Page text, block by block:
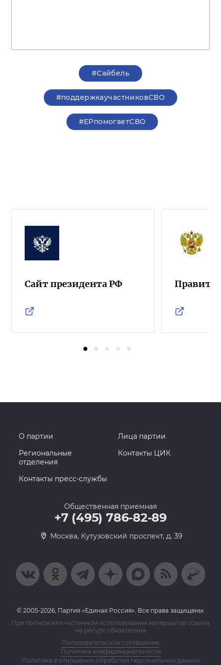
#Сайбель
#поддержкаучастниковСВО
#ЕРпомогаетСВО
Сайт президента РФ
О партии
Лица партии
Региональные
отделения
Контакты ЦИК
Контакты пресс-службы
Общественная приемная
+7 (495) 786-82-89
Москва, Кутузовский проспект, д. 39
© 2005-2026, Партия «Единая Россия». Все права защищены.
При полном или частичном использовании материалов ссылка
на ресурс обязательна
Пользовательское соглашение
Политика конфиденциальности
Политика в отношении обработки персональных данных